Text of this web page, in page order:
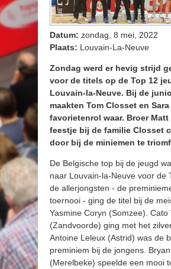
Datum: zondag, 8 mei, 2022
Plaats: Louvain-La-Neuve
Zondag werd er hevig strijd
voor de titels op de Top 12
Louvain-la-Neuve. Bij de
maakten Tom Closset en
favorietenrol waar. Broer Matt
feestje bij de familie Closset
door bij de miniemen te
De Belgische top bij de jeugd
naar Louvain-la-Neuve voor de
de allerjongsten - de
toernooi - ging de titel bij de
Yasmine Coryn (Somzee). Cato
(Zandvoorde) ging met het
Antoine Leleux (Astrid) was de
preminiem bij de jongens.
(Merelbeke) speelde een mooi